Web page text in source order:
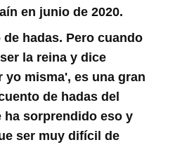
en junio de 2020.
hadas. Pero cuando
la reina y dice
yo misma', es una gran
de hadas del
ha sorprendido eso y
ser muy difícil de